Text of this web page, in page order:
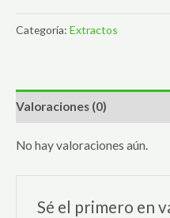
Categoría: Extractos
Valoraciones (0)
No hay valoraciones aún.
Sé el primero en